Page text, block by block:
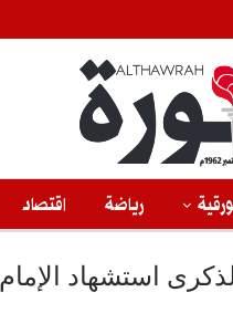
رياضة اقتصاد
استشهاد الإمام